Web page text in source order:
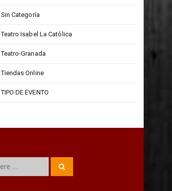
Sin Categoría
Teatro Isabel La Católica
Teatro-Granada
Tiendas Online
TIPO DE EVENTO